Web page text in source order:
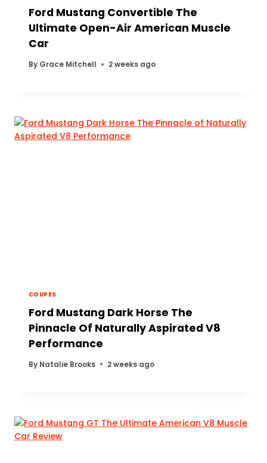
Ford Mustang Convertible The
Ultimate Open-Air American Muscle
Car
By Grace Mitchell 2 weeks ago
COUPES
Ford Mustang Dark Horse The
Pinnacle Of Naturally Aspirated V8
Performance
By Natalie Brooks 2 weeks ago